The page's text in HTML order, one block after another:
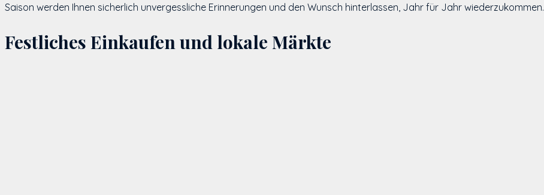
Saison werden Ihnen sicherlich unvergessliche Erinnerungen und den Wunsch hinterlassen, Jahr für Jahr wiederzukommen.
Festliches Einkaufen und lokale Märkte